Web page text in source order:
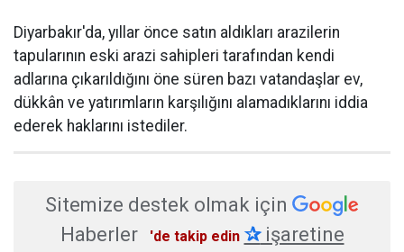
Diyarbakır'da, yıllar önce satın aldıkları arazilerin
tapularının eski arazi sahipleri tarafından kendi
adlarına çıkarıldığını öne süren bazı vatandaşlar ev,
dükkân ve yatırımların karşılığını alamadıklarını iddia
ederek haklarını istediler.
Sitemize destek olmak için
Haberler
'de takip edin ✰işaretine